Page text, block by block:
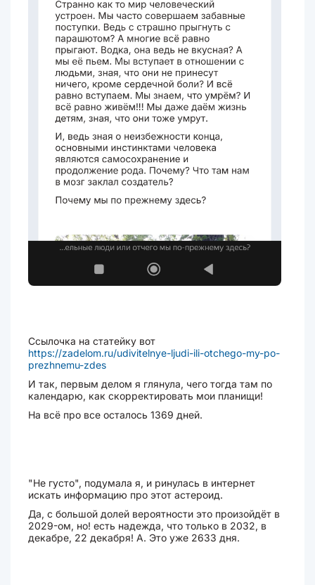
Ссылочка на статейку вот
https://zadelom.ru/udivitelnye-ljudi-ili-otchego-my-po-
prezhnemu-zdes
И так, первым делом я глянула, чего тогда там по
календарю, как скорректировать мои планищи!
На всё про все осталось 1369 дней.
"Не густо", подумала я, и ринулась в интернет
искать информацию про этот астероид.
Да, с большой долей вероятности это произойдёт в
2029-ом, но! есть надежда, что только в 2032, в
декабре, 22 декабря! А. Это уже 2633 дня.